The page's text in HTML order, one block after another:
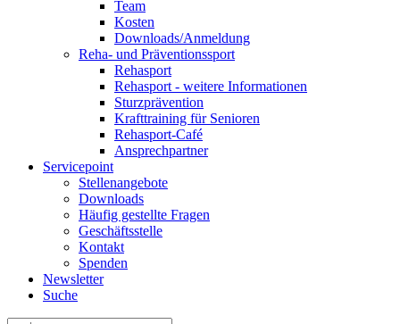
Team
Kosten
Downloads/Anmeldung
Reha- und Präventionssport
Rehasport
Rehasport - weitere Informationen
Sturzprävention
Krafttraining für Senioren
Rehasport-Café
Ansprechpartner
Servicepoint
Stellenangebote
Downloads
Häufig gestellte Fragen
Geschäftsstelle
Kontakt
Spenden
Newsletter
Suche